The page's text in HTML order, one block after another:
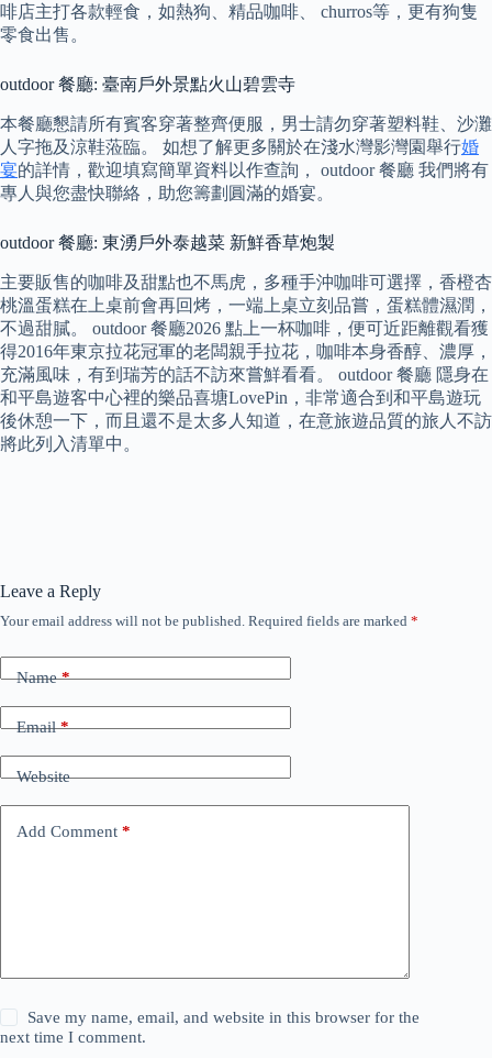
啡店主打各款輕食，如熱狗、精品咖啡、 churros等，更有狗隻
零食出售。
outdoor 餐廳: 臺南戶外景點火山碧雲寺
本餐廳懇請所有賓客穿著整齊便服，男士請勿穿著塑料鞋、沙灘
人字拖及涼鞋蒞臨。 如想了解更多關於在淺水灣影灣園舉行婚
宴的詳情，歡迎填寫簡單資料以作查詢， outdoor 餐廳 我們將有
專人與您盡快聯絡，助您籌劃圓滿的婚宴。
outdoor 餐廳: 東湧戶外泰越菜 新鮮香草炮製
主要販售的咖啡及甜點也不馬虎，多種手沖咖啡可選擇，香橙杏
桃溫蛋糕在上桌前會再回烤，一端上桌立刻品嘗，蛋糕體濕潤，
不過甜膩。 outdoor 餐廳2026 點上一杯咖啡，便可近距離觀看獲
得2016年東京拉花冠軍的老闆親手拉花，咖啡本身香醇、濃厚，
充滿風味，有到瑞芳的話不訪來嘗鮮看看。 outdoor 餐廳 隱身在
和平島遊客中心裡的樂品喜塘LovePin，非常適合到和平島遊玩
後休憩一下，而且還不是太多人知道，在意旅遊品質的旅人不訪
將此列入清單中。
Leave a Reply
Your email address will not be published. Required fields are marked *
Name*
Email*
Website
Add Comment *
Save my name, email, and website in this browser for the
next time I comment.